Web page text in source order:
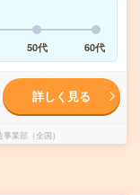
50代 60代
詳しく見る
業部（全国）